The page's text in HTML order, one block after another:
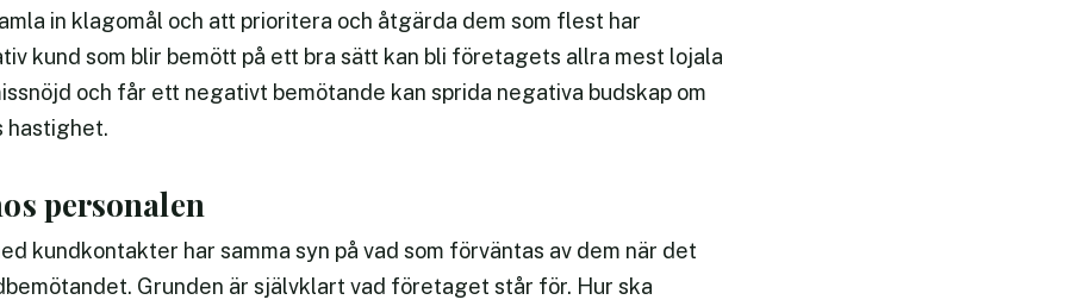
in klagomål och att prioritera och åtgärda dem som flest har
kund som blir bemött på ett bra sätt kan bli företagets allra mest lojala
och får ett negativt bemötande kan sprida negativa budskap om
hastighet.
personalen
kundkontakter har samma syn på vad som förväntas av dem när det
Grunden är självklart vad företaget står för. Hur ska